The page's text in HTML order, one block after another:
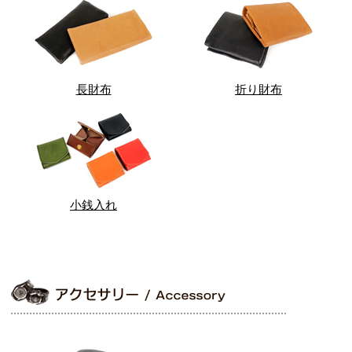
長財布 折り財布
小銭入れ